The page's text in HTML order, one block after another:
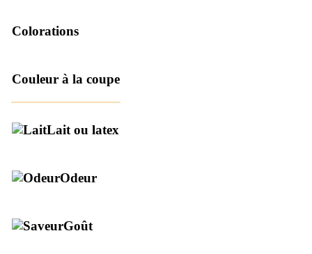
Colorations
Couleur à la coupe
Lait ou latex
Odeur
Goût